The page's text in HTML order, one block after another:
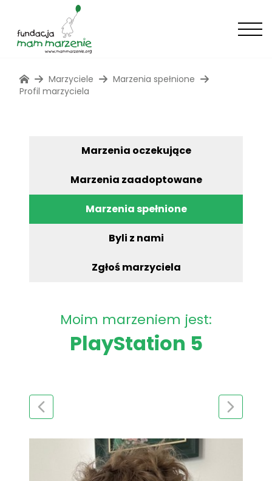
Marzyciele
Marzenia spełnione
Profil marzyciela
Marzenia oczekujące
Marzenia zaadoptowane
Marzenia spełnione
Byli z nami
Zgłoś marzyciela
Moim marzeniem jest:
PlayStation 5